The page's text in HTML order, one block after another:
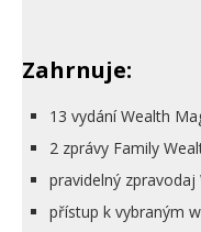
Zahrnuje:
13 vydání Wealth
2 zprávy Family
pravidelný
přístup k vybraným